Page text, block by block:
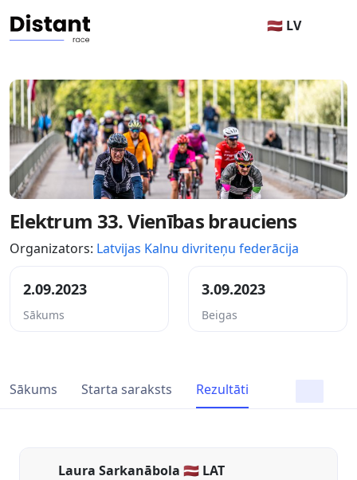
🇱🇻 LV
Elektrum 33. Vienības brauciens
Organizators: Latvijas Kalnu divriteņu federācija
2.09.2023
Sākums
3.09.2023
Beigas
Sākums Starta saraksts Rezultāti
Laura Sarkanābola 🇱🇻 LAT